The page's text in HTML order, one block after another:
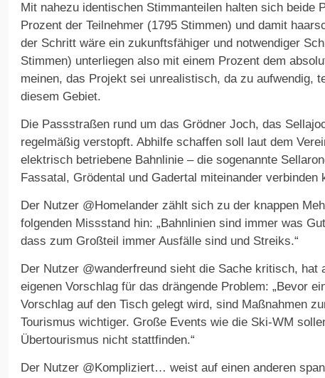
Mit nahezu identischen Stimmanteilen halten sich beide
Prozent der Teilnehmer (1795 Stimmen) und damit
der Schritt wäre ein zukunftsfähiger und notwendiger
Stimmen) unterliegen also mit einem Prozent dem
meinen, das Projekt sei unrealistisch, da zu aufwendig,
diesem Gebiet.
Die Passstraßen rund um das Grödner Joch, das
regelmäßig verstopft. Abhilfe schaffen soll laut dem
elektrisch betriebene Bahnlinie – die sogenannte
Fassatal, Grödental und Gadertal miteinander verbinden
Der Nutzer @Homelander zählt sich zu der knappen
folgenden Missstand hin: „Bahnlinien sind immer was
dass zum Großteil immer Ausfälle sind und Streiks.“
Der Nutzer @wanderfreund sieht die Sache kritisch, hat
eigenen Vorschlag für das drängende Problem: „Bevor
Vorschlag auf den Tisch gelegt wird, sind Maßnahmen
Tourismus wichtiger. Große Events wie die Ski-WM
Übertourismus nicht stattfinden.“
Der Nutzer @Kompliziert… weist auf einen anderen